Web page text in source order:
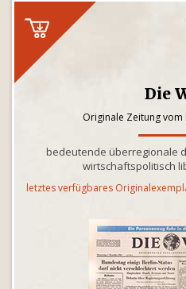
Die
Originale Zeitung vom
bedeutende überregionale
wirtschaftspolitisch
letztes verfügbares